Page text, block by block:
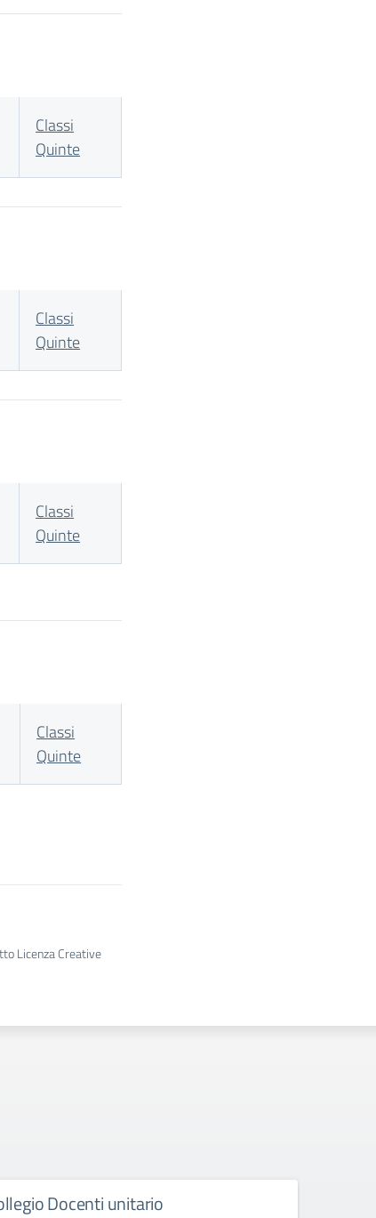
Classi
Quinte
Classi
Quinte
Classi
Quinte
Classi
Quinte
Licenza Creative